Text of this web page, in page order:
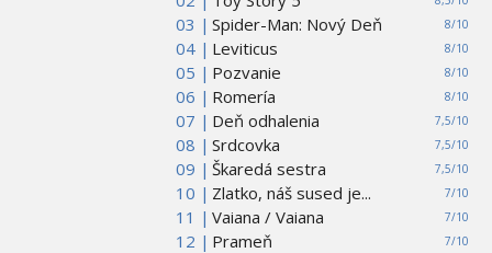
03 |
8/10
Spider-Man: Nový Deň
04 |
8/10
Leviticus
05 |
8/10
Pozvanie
06 |
8/10
Romería
07 |
7,5/10
Deň odhalenia
08 |
7,5/10
Srdcovka
09 |
7,5/10
Škaredá sestra
10 |
7/10
Zlatko, náš sused je...
11 |
7/10
Vaiana / Vaiana
12 |
7/10
Prameň